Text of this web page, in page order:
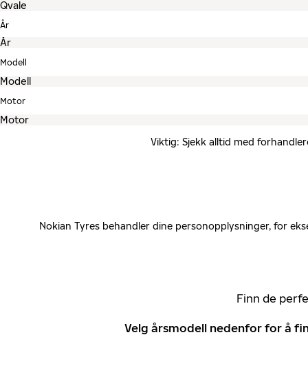
År
Modell
Motor
Viktig: Sjekk alltid med
Nokian Tyres behandler dine personopplysninger, for
Finn de
Velg årsmodell nedenfor for å